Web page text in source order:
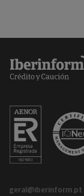
geral@iberinform.pt